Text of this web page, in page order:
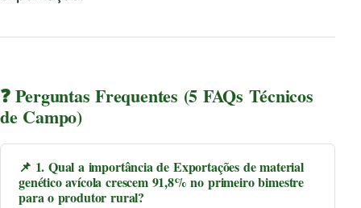
❓ Perguntas Frequentes (5 FAQs Técnicos
de Campo)
📌 1. Qual a importância de Exportações de material
genético avícola crescem 91,8% no primeiro bimestre
para o produtor rural?